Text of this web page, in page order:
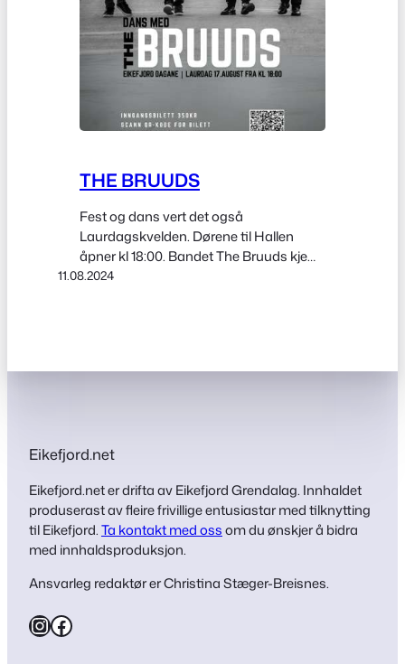
THE BRUUDS
Fest og dans vert det også
Laurdagskvelden. Dørene til Hallen
åpner kl 18:00. Bandet The Bruuds kjem
på scena kl 22:30. The Bruuds kjem til
Bergen i Vest til…
11.08.2024
Eikefjord.net
Eikefjord.net er drifta av Eikefjord Grendalag. Innhaldet
produserast av fleire frivillige entusiastar med tilknytting
til Eikefjord.Ta kontakt med ossom du ønskjer å bidra
med innhaldsproduksjon.
Ansvarleg redaktør er Christina Stæger-Breisnes.
InstagramFacebook